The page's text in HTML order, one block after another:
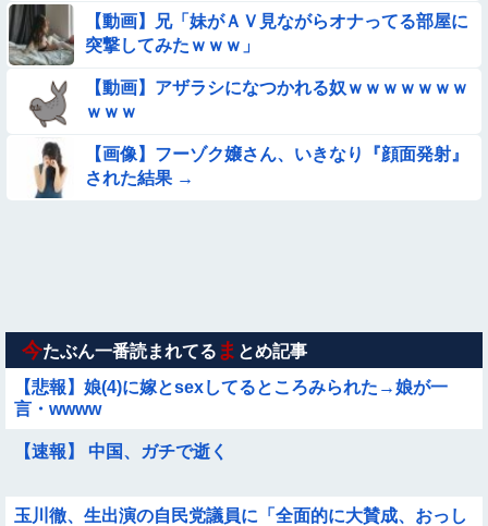
【画像】プールに来てた水着JCたち どの娘を選ぶの？
【動画】広島に落とされた『原子爆弾』の『再現動画』がこち
ら・・・
★【画像】この飲み物覚えてるやつ0人説
画】
【動画】兄「妹がＡＶ見ながらオナってる部屋に
突撃してみたｗｗｗ」
【動画】アザラシになつかれる奴ｗｗｗｗｗｗｗ
ｗｗｗ
【画像】フーゾク嬢さん、いきなり『顔面発射』
された結果 →
今たぶん一番読まれてる ま とめ記事
【悲報】娘(4)に嫁とsexしてるところみられた→娘が一
言・wwww
【速報】 中国、ガチで逝く
玉川徹、生出演の自民党議員に「全面的に大賛成、おっし